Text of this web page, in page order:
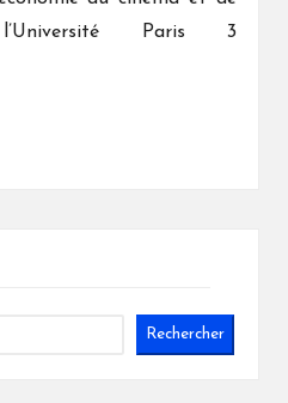
Paris 3
Rechercher